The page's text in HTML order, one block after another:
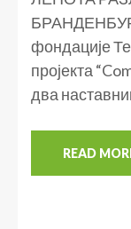
фондације
пројекта
два
READ